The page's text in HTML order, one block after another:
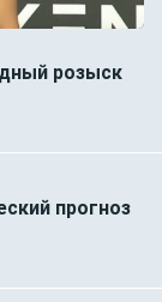
розыск
прогноз